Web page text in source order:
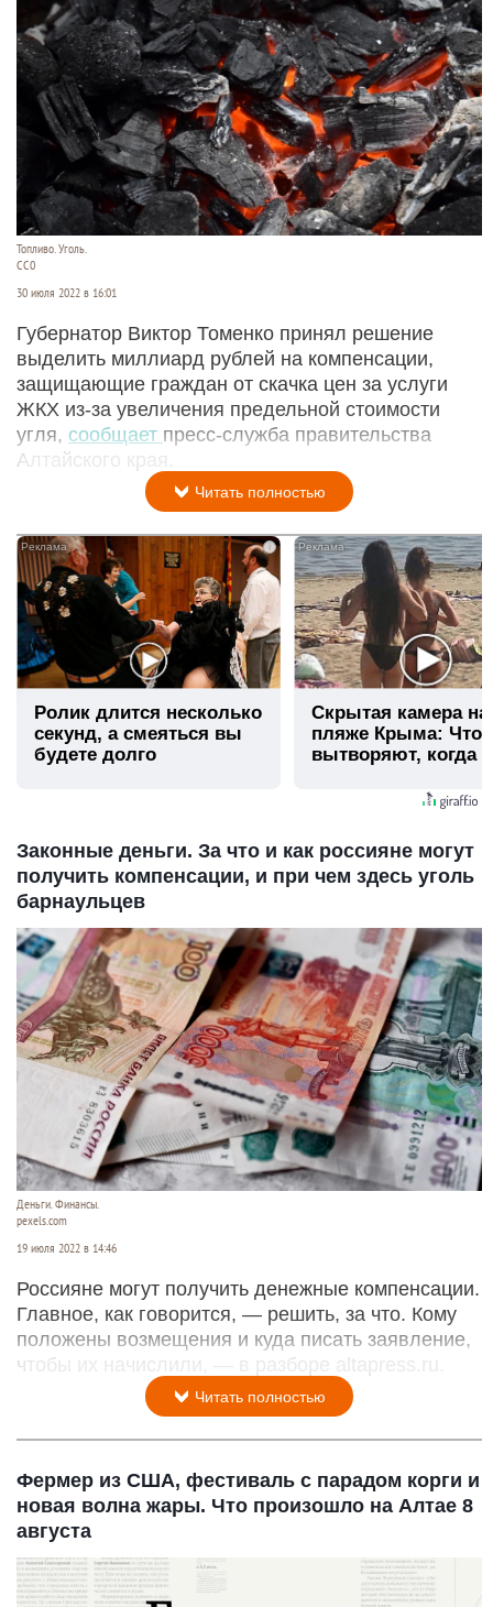
Топливо. Уголь.
CC0
30 июля 2022 в 16:01
Губернатор Виктор Томенко принял решение
выделить миллиард рублей на компенсации,
защищающие граждан от скачка цен за услуги
ЖКХ из-за увеличения предельной стоимости
угля, сообщает пресс-служба правительства
Алтайского края.
Читать полностью
i
Ролик длится несколько
секунд, а смеяться вы
будете долго
Скрытая камера на
пляже Крыма: Что
вытворяют, когда
Законные деньги. За что и как россияне могут
получить компенсации, и при чем здесь уголь
барнаульцев
Деньги. Финансы.
pexels.com
19 июля 2022 в 14:46
Россияне могут получить денежные компенсации.
Главное, как говорится, — решить, за что. Кому
положены возмещения и куда писать заявление,
чтобы их начислили, — в разборе altapress.ru.
Читать полностью
Фермер из США, фестиваль с парадом корги и
новая волна жары. Что произошло на Алтае 8
августа